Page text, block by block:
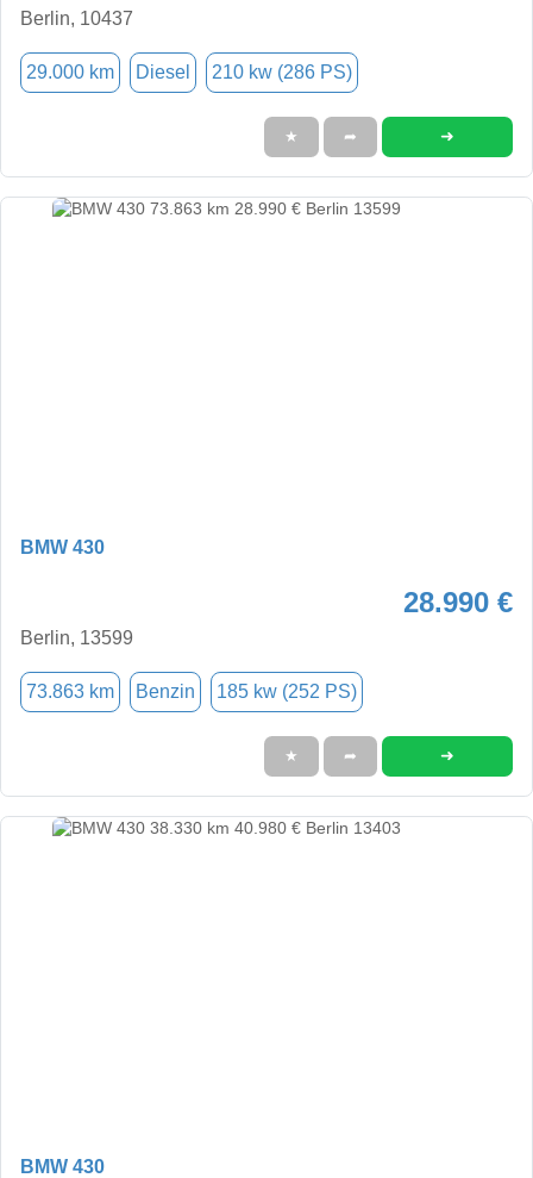
Berlin, 10437
29.000 km Diesel 210 kw (286 PS)
★ ➦ ➜
BMW 430
28.990 €
Berlin, 13599
73.863 km Benzin 185 kw (252 PS)
★ ➦ ➜
BMW 430